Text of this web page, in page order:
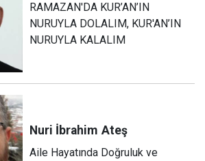
RAMAZAN'DA KUR’AN’IN
NURUYLA DOLALIM, KUR'AN’IN
NURUYLA KALALIM
Nuri İbrahim Ateş
Aile Hayatında Doğruluk ve